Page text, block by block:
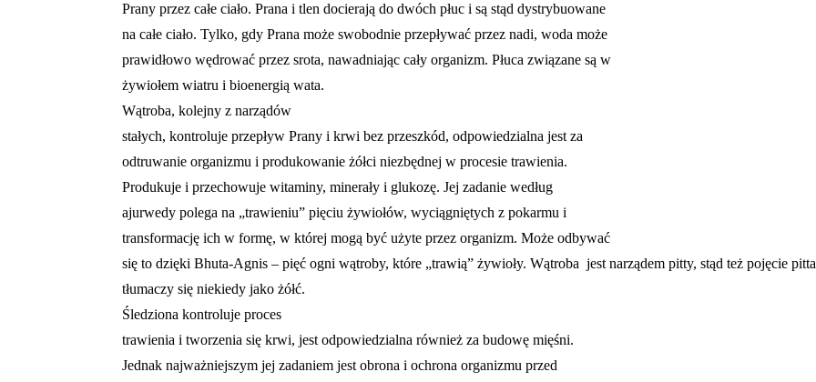
Prany przez całe ciało. Prana i tlen docierają do dwóch płuc i są stąd dystrybuowane
na całe ciało. Tylko, gdy Prana może swobodnie przepływać przez nadi, woda może
prawidłowo wędrować przez srota, nawadniając cały organizm. Płuca związane są w
żywiołem wiatru i bioenergią wata.
Wątroba, kolejny z narządów
stałych, kontroluje przepływ Prany i krwi bez przeszkód, odpowiedzialna jest za
odtruwanie organizmu i produkowanie żółci niezbędnej w procesie trawienia.
Produkuje i przechowuje witaminy, minerały i glukozę. Jej zadanie według
ajurwedy polega na „trawieniu” pięciu żywiołów, wyciągniętych z pokarmu i
transformację ich w formę, w której mogą być użyte przez organizm. Może odbywać
się to dzięki Bhuta-Agnis – pięć ogni wątroby, które „trawią” żywioły. Wątroba jest narządem pitty, stąd też pojęcie pitta
tłumaczy się niekiedy jako żółć.
Śledziona kontroluje proces
trawienia i tworzenia się krwi, jest odpowiedzialna również za budowę mięśni.
Jednak najważniejszym jej zadaniem jest obrona i ochrona organizmu przed